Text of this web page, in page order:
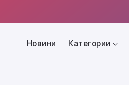
Новини Категории